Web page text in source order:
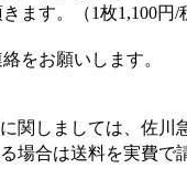
ます。（1枚1,100
をお願いします。
しましては、佐川
合は送料を実費で